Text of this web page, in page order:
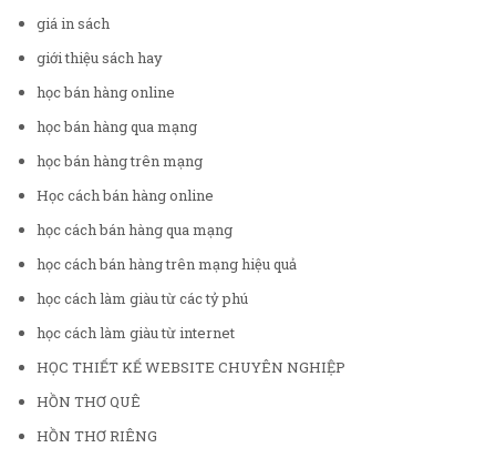
giá in sách
giới thiệu sách hay
học bán hàng online
học bán hàng qua mạng
học bán hàng trên mạng
Học cách bán hàng online
học cách bán hàng qua mạng
học cách bán hàng trên mạng hiệu quả
học cách làm giàu từ các tỷ phú
học cách làm giàu từ internet
HỌC THIẾT KẾ WEBSITE CHUYÊN NGHIỆP
HỒN THƠ QUÊ
HỒN THƠ RIÊNG